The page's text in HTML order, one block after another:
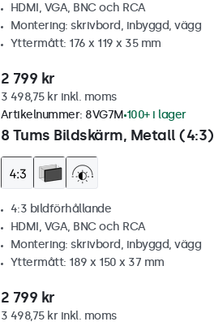
HDMI, VGA, BNC och RCA
Montering: skrivbord, inbyggd, vägg
Yttermått: 176 x 119 x 35 mm
2 799 kr
3 498,75 kr inkl. moms
8 Tums Bildskärm, Metall (4:3)
Artikelnummer: 8VG7M 100+ i lager
4:3 bildförhållande
HDMI, VGA, BNC och RCA
Montering: skrivbord, inbyggd, vägg
Yttermått: 189 x 150 x 37 mm
2 799 kr
3 498,75 kr inkl. moms